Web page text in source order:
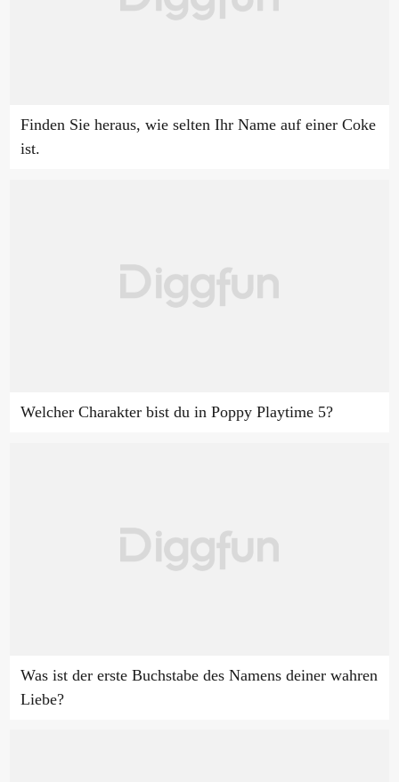
Finden Sie heraus, wie selten Ihr Name auf einer Coke
ist.
Welcher Charakter bist du in Poppy Playtime 5?
Was ist der erste Buchstabe des Namens deiner wahren
Liebe?